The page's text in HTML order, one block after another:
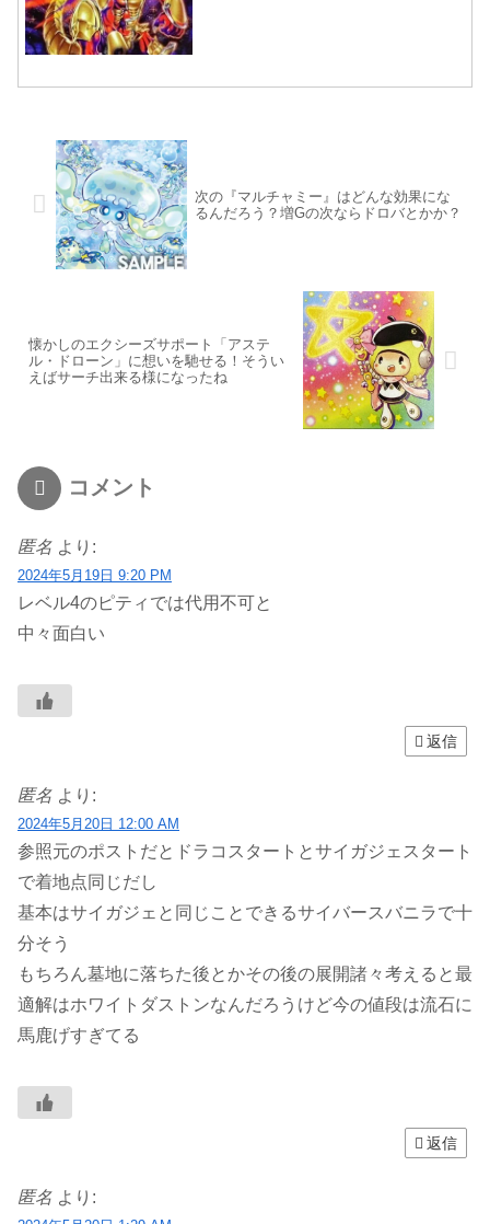
次の『マルチャミー』はどんな効果にな
るんだろう？増Gの次ならドロバとかか？
懐かしのエクシーズサポート「アステ
ル・ドローン」に想いを馳せる！そうい
えばサーチ出来る様になったね
コメント
匿名 より:
2024年5月19日 9:20 PM
レベル4のピティでは代用不可と
中々面白い
返信
匿名 より:
2024年5月20日 12:00 AM
参照元のポストだとドラコスタートとサイガジェスタート
で着地点同じだし
基本はサイガジェと同じことできるサイバースバニラで十
分そう
もちろん墓地に落ちた後とかその後の展開諸々考えると最
適解はホワイトダストンなんだろうけど今の値段は流石に
馬鹿げすぎてる
返信
匿名 より: